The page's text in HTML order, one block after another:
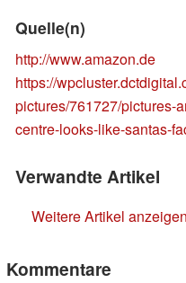
Quelle(n)
http://www.amazon.de
https://
pictures/761727/pictures-
centre-looks-like-santas-
Verwandte Artikel
Weitere Artikel anzeigen
Kommentare